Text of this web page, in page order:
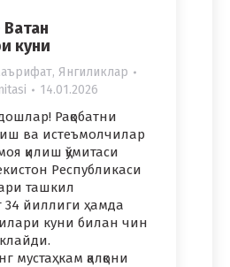
куни
, Янгиликлар
14.01.2026
Рақобатни
ва истеъмолчилар
қилиш қўмитаси
Республикаси
ташкил
34 йиллиги ҳамда
куни билан чин
мустаҳкам қалқони